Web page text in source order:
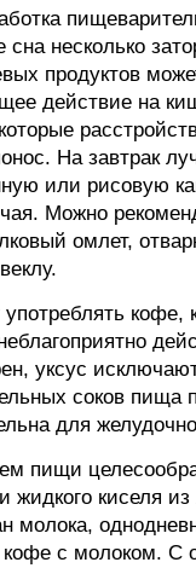
сна несколько
продуктов
действие на
На завтрак
или рисовую
чая. Можно
омлет,
кофе,
уксус
соков пища
для
пищи
жидкого киселя
молока,
с молоком. С